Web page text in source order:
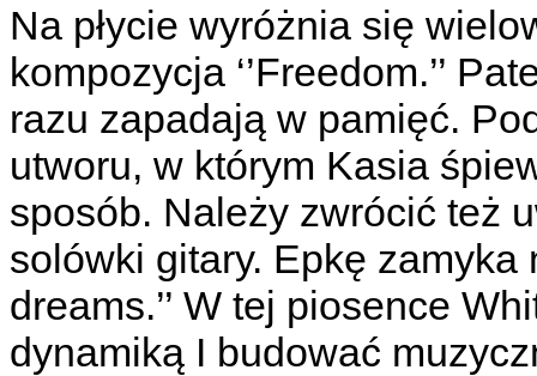
Na płycie wyróżnia się
kompozycja ‘’Freedom.’’
razu zapadają w pamięć.
utworu, w którym Kasia
sposób. Należy zwrócić też
solówki gitary. Epkę zamyka
dreams.’’ W tej piosence
dynamiką I budować